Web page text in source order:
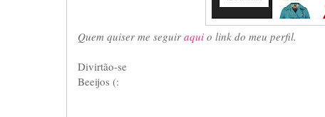
Quem quiser me seguir aqui o link do meu perfil.
Divirtão-se
Beeijos (: